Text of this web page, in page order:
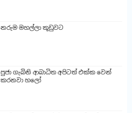
නරුම මහල්ලා කූඩුවට
පුජා ගැබිනි ආබාධිත අපිටත් එක්ක වෙන්
කරනවා හලෝ